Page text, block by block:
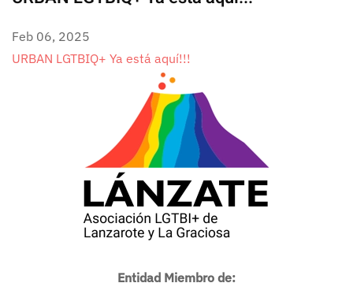
Feb 06, 2025
URBAN LGTBIQ+ Ya está aquí!!!
Entidad Miembro de: